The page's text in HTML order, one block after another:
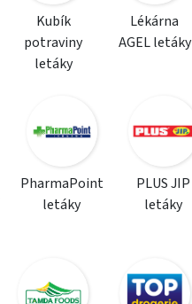
Kubík
potraviny
letáky
Lékárna
AGEL letáky
PharmaPoint
letáky
PLUS JIP
letáky